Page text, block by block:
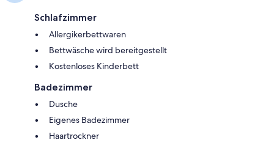
Schlafzimmer
Allergikerbettwaren
Bettwäsche wird bereitgestellt
Kostenloses Kinderbett
Badezimmer
Dusche
Eigenes Badezimmer
Haartrockner